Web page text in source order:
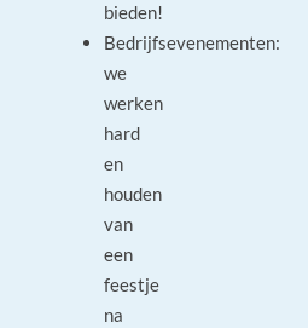
bieden!
Bedrijfsevenementen:
we
werken
hard
en
houden
van
een
feestje
na